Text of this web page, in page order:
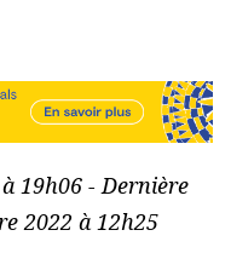
19h06 - Dernière
2022 à 12h25